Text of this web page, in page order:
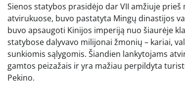
Sienos statybos prasidėjo dar VII amžiuje
atvirukuose, buvo pastatyta Mingų dinastijos
buvo apsaugoti Kinijos imperiją nuo šiaurėje
statybose dalyvavo milijonai žmonių – kariai,
sunkiomis sąlygomis. Šiandien lankytojams
gamtos peizažais ir yra mažiau perpildyta
Pekino.